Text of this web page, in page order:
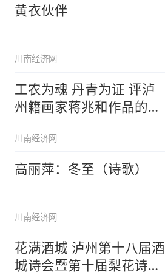
黄衣伙伴
川南经济网
工农为魂 丹青为证 评泸
州籍画家蒋兆和作品的现
川南经济网
高丽萍：冬至（诗歌）
川南经济网
花满酒城 泸州第十八届酒
城诗会暨第十届梨花诗会